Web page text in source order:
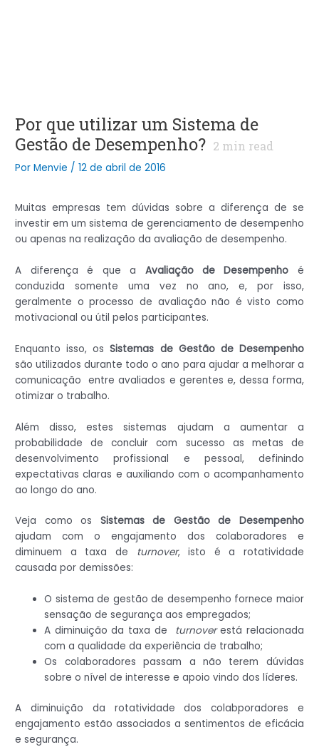
Por que utilizar um Sistema de
Gestão de Desempenho? 2 min read
PorMenvie /12 de abril de 2016
Muitas empresas tem dúvidas sobre a diferença de se
investir em um sistema de gerenciamento de desempenho
ou apenas na realização da avaliação de desempenho.
A diferença é que a Avaliação de Desempenho é
conduzida somente uma vez no ano, e, por isso,
geralmente o processo de avaliação não é visto como
motivacional ou útil pelos participantes.
Enquanto isso, osSistemas de Gestão de Desempenho
são utilizados ​​durante todo o ano para ajudar a melhorar a
comunicação entre avaliados e gerentes e, dessa forma,
otimizar o trabalho.
Além disso, estes sistemas ajudam a aumentar a
probabilidade de concluir com sucesso as metas de
desenvolvimento profissional e pessoal, definindo
expectativas claras e auxiliando com o acompanhamento
ao longo do ano.
Veja como os Sistemas de Gestão de Desempenho
ajudam com o engajamento dos colaboradores e
diminuem a taxa de turnover, isto é a rotatividade
causada por demissões:
O sistema de gestão de desempenho fornece maior
sensação de segurança aos empregados;
A diminuição da taxa de turnoverestá relacionada
com a qualidade da experiência de trabalho;
Os colaboradores passam a não terem dúvidas
sobre o nível de interesse e apoio vindo dos líderes.
A diminuição da rotatividade dos colabporadores e
engajamento estão associados a sentimentos de eficácia
e segurança.